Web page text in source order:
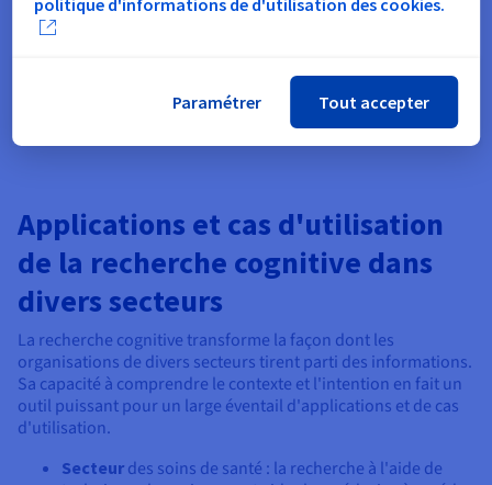
Enfin, il peut favoriser une meilleure prise de décision en
stratégiques. En bref, il permet aux individus et aux
organisations de libérer le plein potentiel de leurs données,
en transformant l'information en informations exploitables.
Applications et cas d'utilisation
de la recherche cognitive dans
divers secteurs
La recherche cognitive transforme la façon dont les
organisations de divers secteurs tirent parti des informations.
Sa capacité à comprendre le contexte et l'intention en fait un
outil puissant pour un large éventail d'applications et de cas
d'utilisation.
Secteur des soins de santé : la recherche à l'aide de
Paramétrer Tout accepter